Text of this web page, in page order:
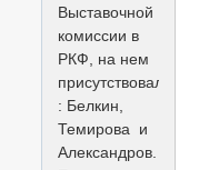
Выставочной
комиссии в
РКФ, на нем
присутствовали
: Белкин,
Темирова и
Александров.